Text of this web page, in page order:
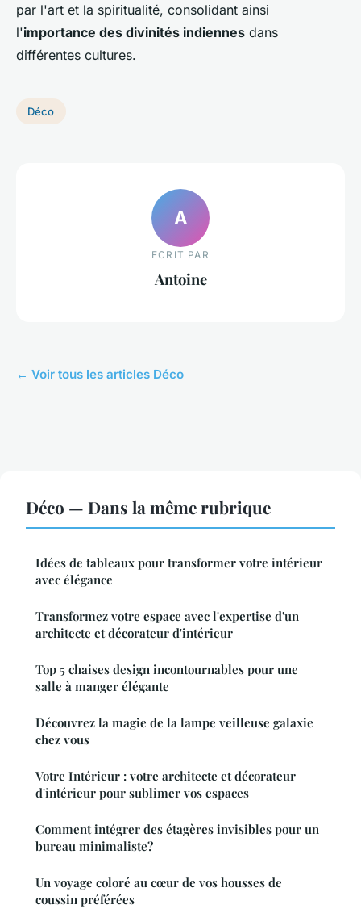
par l'art et la spiritualité, consolidant ainsi
l'importance des divinités indiennes dans
différentes cultures.
Déco
A
ECRIT PAR
Antoine
← Voir tous les articles Déco
Déco — Dans la même rubrique
Idées de tableaux pour transformer votre intérieur
avec élégance
Transformez votre espace avec l'expertise d'un
architecte et décorateur d'intérieur
Top 5 chaises design incontournables pour une
salle à manger élégante
Découvrez la magie de la lampe veilleuse galaxie
chez vous
Votre Intérieur : votre architecte et décorateur
d'intérieur pour sublimer vos espaces
Comment intégrer des étagères invisibles pour un
bureau minimaliste?
Un voyage coloré au cœur de vos housses de
coussin préférées